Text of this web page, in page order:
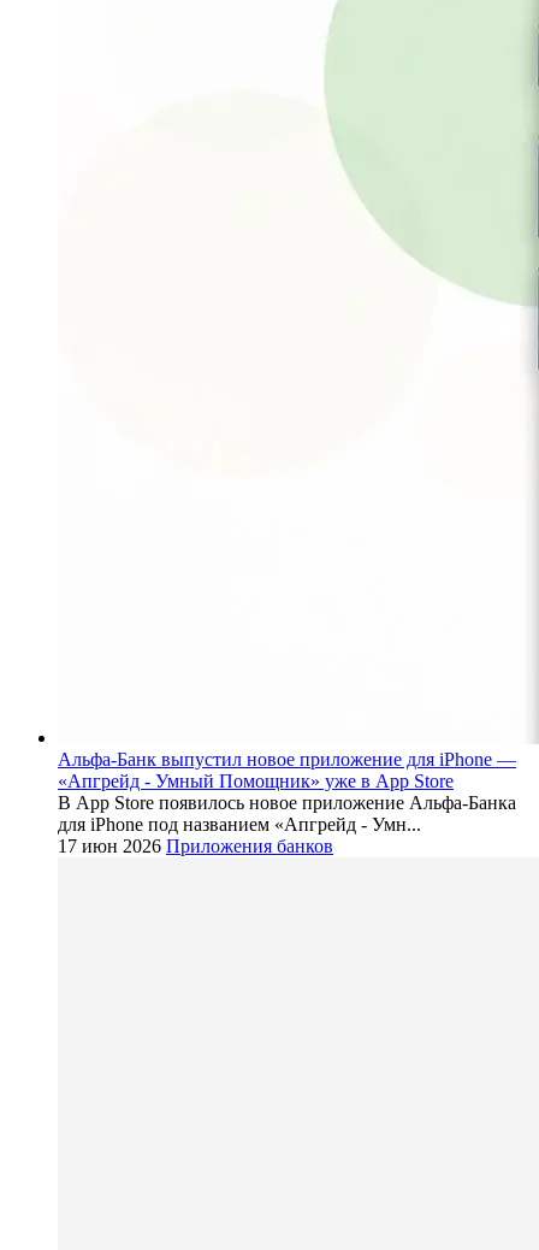
Альфа-Банк выпустил новое приложение для iPhone —
«Апгрейд - Умный Помощник» уже в App Store
В App Store появилось новое приложение Альфа-Банка
для iPhone под названием «Апгрейд - Умн...
17 июн 2026 Приложения банков